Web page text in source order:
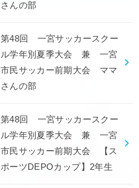
さんの部
第48回 一宮サッカースクー
ル学年別夏季大会 兼 一宮
市民サッカー前期大会 ママ
さんの部
第48回 一宮サッカースクー
ル学年別夏季大会 兼 一宮
市民サッカー前期大会 【ス
ポーツDEPOカップ】2年生